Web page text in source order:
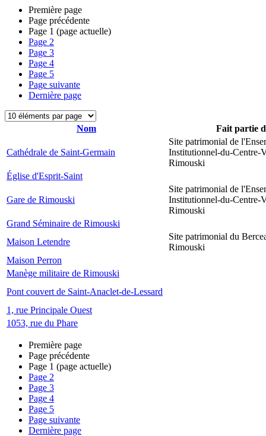
Première page
Page précédente
Page 1 (page actuelle)
Page 2
Page 3
Page 4
Page 5
Page suivante
Dernière page
Nom Fait partie
Cathédrale de Saint-Germain
Site patrimonial de
Institutionnel-du-Centre-
Rimouski
Église d'Esprit-Saint
Gare de Rimouski
Site patrimonial de
Institutionnel-du-Centre-
Rimouski
Grand Séminaire de Rimouski
Maison Letendre
Site patrimonial du
Rimouski
Maison Perron
Manège militaire de Rimouski
Pont couvert de Saint-Anaclet-de-Lessard
1, rue Principale Ouest
1053, rue du Phare
Première page
Page précédente
Page 1 (page actuelle)
Page 2
Page 3
Page 4
Page 5
Page suivante
Dernière page